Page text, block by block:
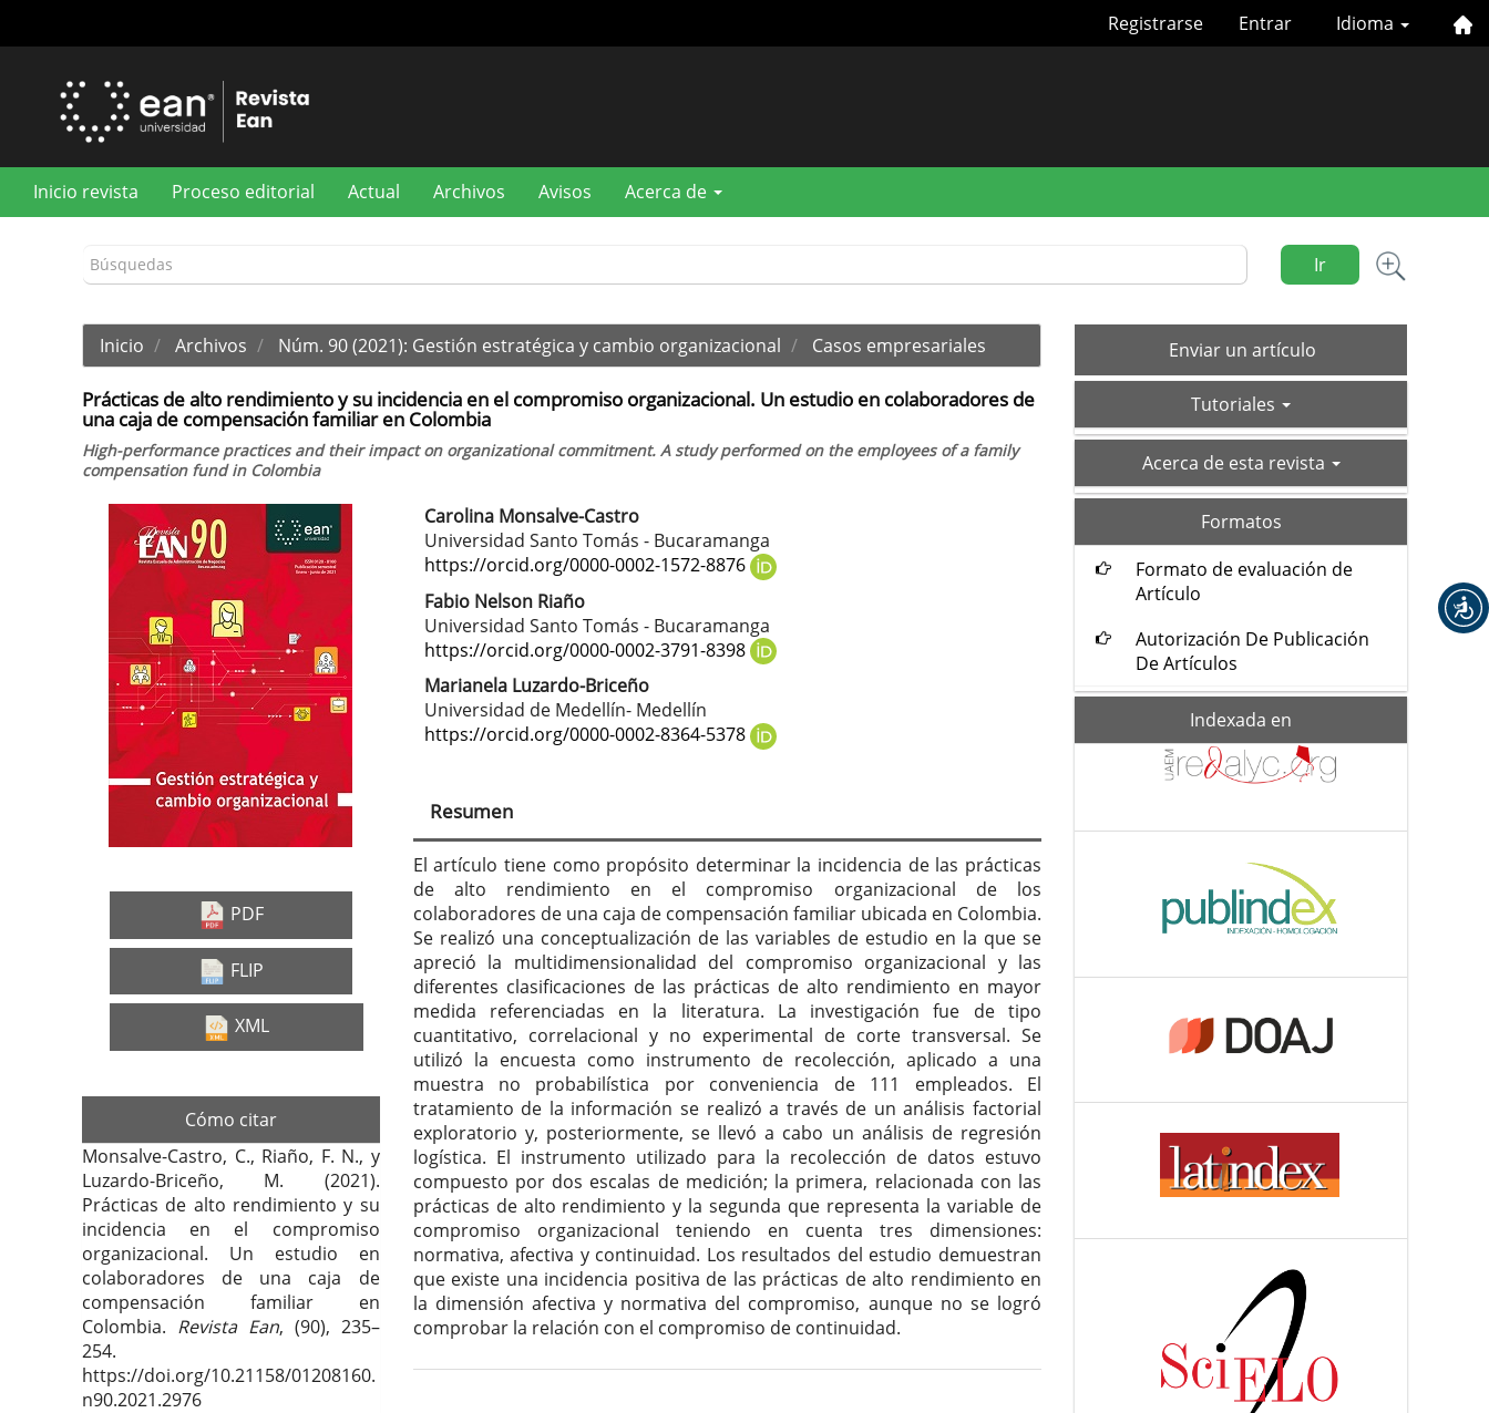
principal
Idioma
Registrarse Entrar
Inicio revista Proceso editorial Actual Archivos Avisos Acerca de
Ir
Inicio Archivos Núm. 90 (2021): Gestión estratégica y cambio organizacional Casos empresariales
Prácticas de alto rendimiento y su incidencia en el compromiso organizacional. Un estudio en colaboradores de
una caja de compensación familiar en Colombia
High-performance practices and their impact on organizational commitment. A study performed on the employees of a family
compensation fund in Colombia
Barra
lateral
del
artículo
PDF
FLIP
XML
Cómo citar
Monsalve-Castro, C., Riaño, F. N., y
Luzardo-Briceño, M. (2021).
Prácticas de alto rendimiento y su
incidencia en el compromiso
organizacional. Un estudio en
colaboradores de una caja de
compensación familiar en
Colombia. Revista Ean, (90), 235–
254.
https://doi.org/10.21158/01208160.
n90.2021.2976
Contenido
principal
del
artículo
Carolina Monsalve-Castro
Universidad Santo Tomás - Bucaramanga
https://orcid.org/0000-0002-1572-8876
Fabio Nelson Riaño
Universidad Santo Tomás - Bucaramanga
https://orcid.org/0000-0002-3791-8398
Marianela Luzardo-Briceño
Universidad de Medellín- Medellín
https://orcid.org/0000-0002-8364-5378
Resumen
El artículo tiene como propósito determinar la incidencia de las prácticas
de alto rendimiento en el compromiso organizacional de los
colaboradores de una caja de compensación familiar ubicada en Colombia.
Se realizó una conceptualización de las variables de estudio en la que se
apreció la multidimensionalidad del compromiso organizacional y las
diferentes clasificaciones de las prácticas de alto rendimiento en mayor
medida referenciadas en la literatura. La investigación fue de tipo
cuantitativo, correlacional y no experimental de corte transversal. Se
utilizó la encuesta como instrumento de recolección, aplicado a una
muestra no probabilística por conveniencia de 111 empleados. El
tratamiento de la información se realizó a través de un análisis factorial
exploratorio y, posteriormente, se llevó a cabo un análisis de regresión
logística. El instrumento utilizado para la recolección de datos estuvo
compuesto por dos escalas de medición; la primera, relacionada con las
prácticas de alto rendimiento y la segunda que representa la variable de
compromiso organizacional teniendo en cuenta tres dimensiones:
normativa, afectiva y continuidad. Los resultados del estudio demuestran
que existe una incidencia positiva de las prácticas de alto rendimiento en
la dimensión afectiva y normativa del compromiso, aunque no se logró
comprobar la relación con el compromiso de continuidad.
Enviar
un
Enviar un artículo
Tutoriales
acerca-Acerca de esta revista
Formatos
Formato de evaluación de
Artículo
Autorización De Publicación
De Artículos
Indexada en